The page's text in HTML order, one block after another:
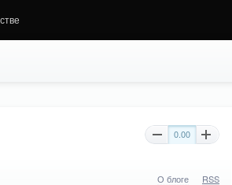
0.00
О блоге RSS